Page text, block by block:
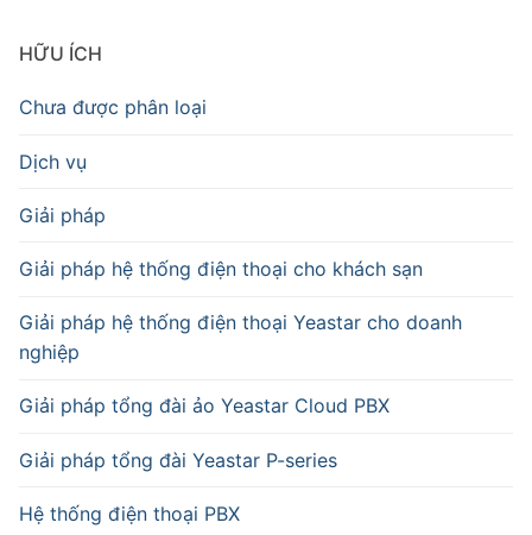
HỮU ÍCH
Chưa được phân loại
Dịch vụ
Giải pháp
Giải pháp hệ thống điện thoại cho khách sạn
Giải pháp hệ thống điện thoại Yeastar cho doanh
nghiệp
Giải pháp tổng đài ảo Yeastar Cloud PBX
Giải pháp tổng đài Yeastar P-series
Hệ thống điện thoại PBX